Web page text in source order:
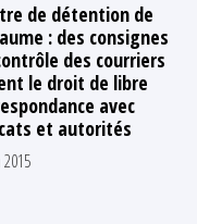
de détention de
: des consignes
des courriers
le droit de libre
avec
et autorités